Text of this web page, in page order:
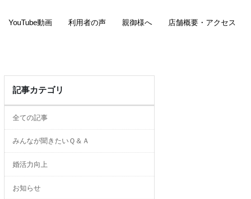
YouTube動画 利用者の声 親御様へ 店舗概要・アクセス
記事カテゴリ
全ての記事
みんなが聞きたいＱ＆Ａ
婚活力向上
お知らせ